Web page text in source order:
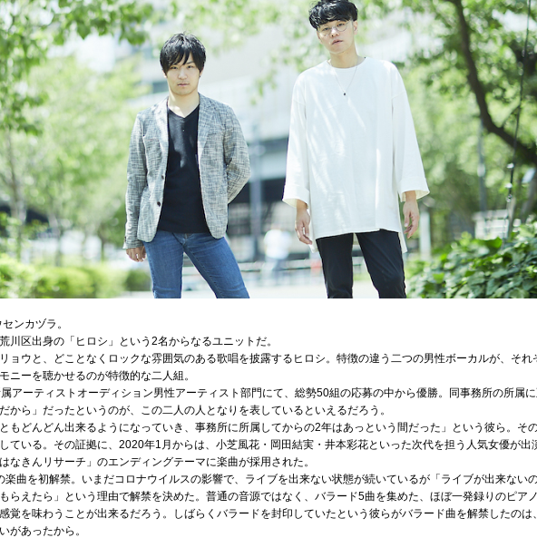
ンカヅラ。
川区出身の「ヒロシ」という2名からなるユニットだ。
ョウと、どことなくロックな雰囲気のある歌唱を披露するヒロシ。特徴の違う二つの男性ボーカルが、それ
ニーを聴かせるのが特徴的な二人組。
アーティストオーディション男性アーティスト部門にて、総勢50組の応募の中から優勝。同事務所の所属
から」だったというのが、この二人の人となりを表しているといえるだろう。
もどんどん出来るようになっていき、事務所に所属してからの2年はあっという間だった」という彼ら。そ
ている。その証拠に、2020年1月からは、小芝風花・岡田結実・井本彩花といった次代を担う人気女優が出
なきんリサーチ」のエンディングテーマに楽曲が採用された。
曲を初解禁。いまだコロナウイルスの影響で、ライブを出来ない状態が続いているが「ライブが出来ない
らえたら」という理由で解禁を決めた。普通の音源ではなく、バラード5曲を集めた、ほぼ一発録りのピア
覚を味わうことが出来るだろう。しばらくバラードを封印していたという彼らがバラード曲を解禁したのは
があったから。